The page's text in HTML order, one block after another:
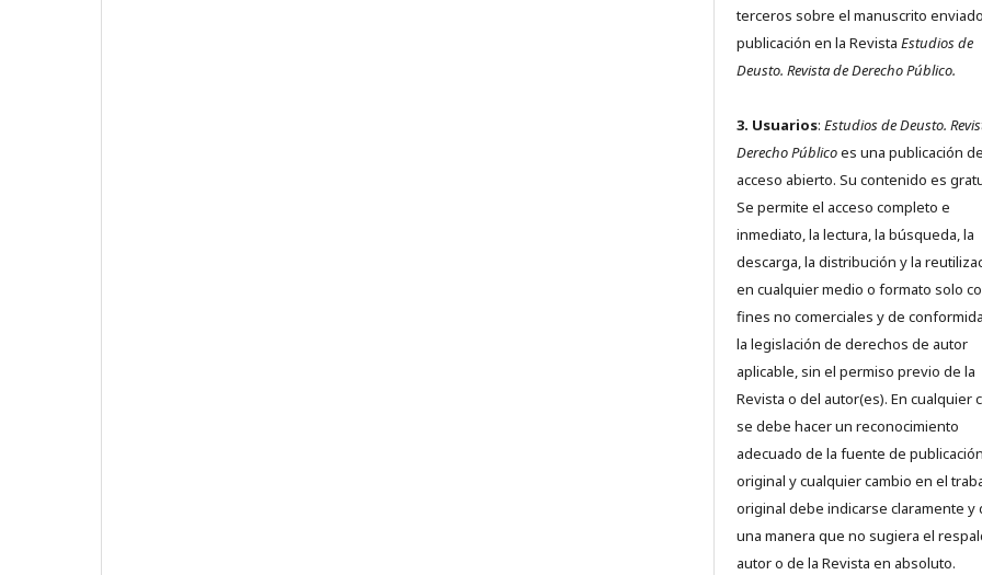
terceros sobre el manuscrito
publicación en la Revista Estudios de
Deusto. Revista de Derecho Público.
3. Usuarios: Estudios de Deusto.
Derecho Públicoes una publicación de
acceso abierto. Su contenido es
Se permite el acceso completo e
inmediato, la lectura, la búsqueda, la
descarga, la distribución y la
en cualquier medio o formato solo
fines no comerciales y de
la legislación de derechos de autor
aplicable, sin el permiso previo de la
Revista o del autor(es). En cualquier
se debe hacer un reconocimiento
adecuado de la fuente de publicación
original y cualquier cambio en el
original debe indicarse claramente y
una manera que no sugiera el
autor o de la Revista en absoluto.